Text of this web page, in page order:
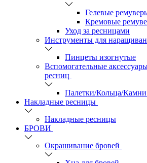
Гелевые
Кремовые
Уход за ресницами
Инструменты для
Пинцеты изогнутые
Вспомогательные
ресниц
Палетки/Кольца/Камни
Накладные ресницы
Накладные ресницы
БРОВИ
Окрашивание бровей